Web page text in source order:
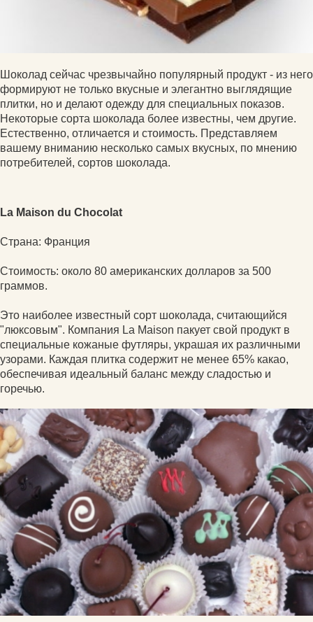
Шоколад сейчас чрезвычайно популярный продукт - из него
формируют не только вкусные и элегантно выглядящие
плитки, но и делают одежду для специальных показов.
Некоторые сорта шоколада более известны, чем другие.
Естественно, отличается и стоимость. Представляем
вашему вниманию несколько самых вкусных, по мнению
потребителей, сортов шоколада.
La Maison du Chocolat
Страна: Франция
Стоимость: около 80 американских долларов за 500
граммов.
Это наиболее известный сорт шоколада, считающийся
"люксовым". Компания La Maison пакует свой продукт в
специальные кожаные футляры, украшая их различными
узорами. Каждая плитка содержит не менее 65% какао,
обеспечивая идеальный баланс между сладостью и
горечью.